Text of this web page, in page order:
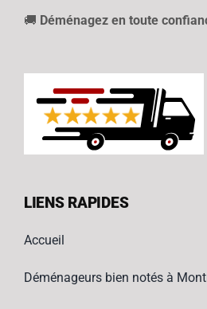
🚚 Déménagez en toute
LIENS RAPIDES
Accueil
Déménageurs bien notés à